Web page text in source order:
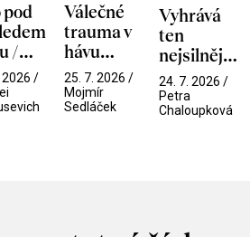
pod
/
2026 /
Válečné
trauma v
hávu
spektáklu
/ Odyssea
25. 7. 2026 /
Mojmír
Sedláček
Vyhrává
ten
nejsilnější
/ V nitru
manosféry
24. 7. 2026 /
Petra
Chaloupková